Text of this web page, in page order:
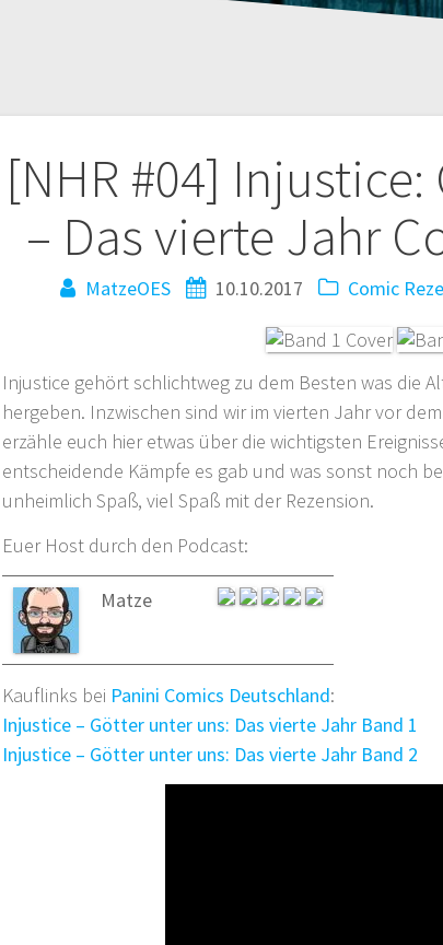
[NHR #04]
– Das vierte Jahr
MatzeOES 10.10.2017 Comic
Injustice gehört schlichtweg zu dem Besten was die
hergeben. Inzwischen sind wir im vierten Jahr vor
erzähle euch hier etwas über die wichtigsten
entscheidende Kämpfe es gab und was sonst noch
unheimlich Spaß, viel Spaß mit der Rezension.
Euer Host durch den Podcast:
Matze
Kauflinks bei Panini Comics Deutschland:
Injustice – Götter unter uns: Das vierte Jahr Band 1
Injustice – Götter unter uns: Das vierte Jahr Band 2
Beitragsnavigation